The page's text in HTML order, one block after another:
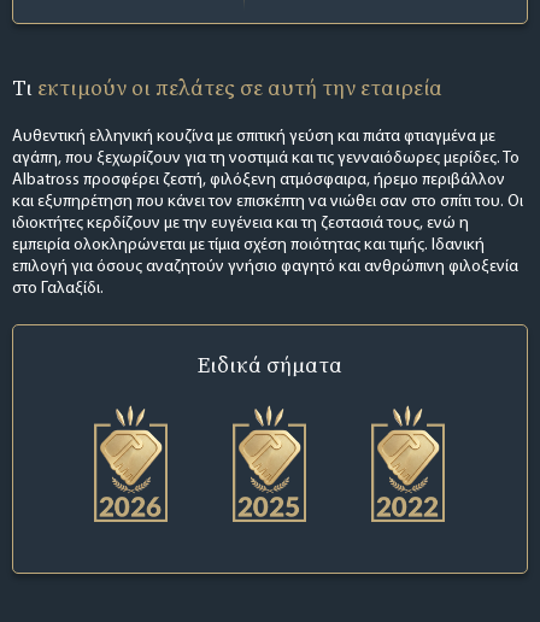
Τι εκτιμούν οι πελάτες σε αυτή την εταιρεία
Αυθεντική ελληνική κουζίνα με σπιτική γεύση και πιάτα φτιαγμένα με
αγάπη, που ξεχωρίζουν για τη νοστιμιά και τις γενναιόδωρες μερίδες. Το
Albatross προσφέρει ζεστή, φιλόξενη ατμόσφαιρα, ήρεμο περιβάλλον
και εξυπηρέτηση που κάνει τον επισκέπτη να νιώθει σαν στο σπίτι του. Οι
ιδιοκτήτες κερδίζουν με την ευγένεια και τη ζεστασιά τους, ενώ η
εμπειρία ολοκληρώνεται με τίμια σχέση ποιότητας και τιμής. Ιδανική
επιλογή για όσους αναζητούν γνήσιο φαγητό και ανθρώπινη φιλοξενία
στο Γαλαξίδι.
Ειδικά σήματα